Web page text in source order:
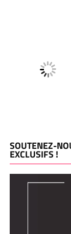
SOUTENEZ-
EXCLUSIFS !